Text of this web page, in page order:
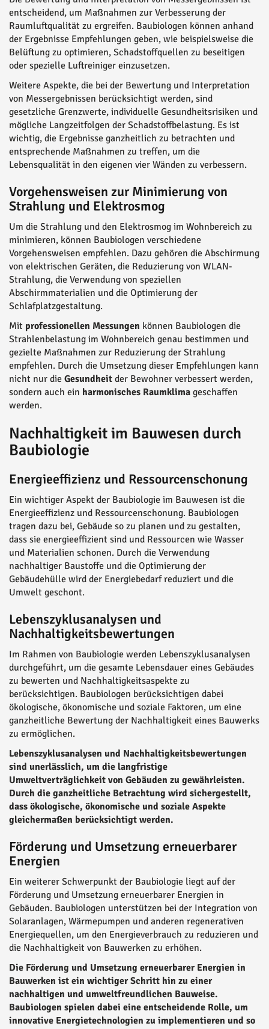
entscheidend, um Maßnahmen zur Verbesserung der
Raumluftqualität zu ergreifen. Baubiologen können anhand
der Ergebnisse Empfehlungen geben, wie beispielsweise die
Belüftung zu optimieren, Schadstoffquellen zu beseitigen
oder spezielle Luftreiniger einzusetzen.
Weitere Aspekte, die bei der Bewertung und Interpretation
von Messergebnissen berücksichtigt werden, sind
gesetzliche Grenzwerte, individuelle Gesundheitsrisiken und
mögliche Langzeitfolgen der Schadstoffbelastung. Es ist
wichtig, die Ergebnisse ganzheitlich zu betrachten und
entsprechende Maßnahmen zu treffen, um die
Lebensqualität in den eigenen vier Wänden zu verbessern.
Vorgehensweisen zur Minimierung von
Strahlung und Elektrosmog
Um die Strahlung und den Elektrosmog im Wohnbereich zu
minimieren, können Baubiologen verschiedene
Vorgehensweisen empfehlen. Dazu gehören die Abschirmung
von elektrischen Geräten, die Reduzierung von WLAN-
Strahlung, die Verwendung von speziellen
Abschirmmaterialien und die Optimierung der
Schlafplatzgestaltung.
Mit professionellen Messungen können Baubiologen die
Strahlenbelastung im Wohnbereich genau bestimmen und
gezielte Maßnahmen zur Reduzierung der Strahlung
empfehlen. Durch die Umsetzung dieser Empfehlungen kann
nicht nur die Gesundheit der Bewohner verbessert werden,
sondern auch ein harmonisches Raumklima geschaffen
werden.
Nachhaltigkeit im Bauwesen durch
Baubiologie
Energieeffizienz und Ressourcenschonung
Ein wichtiger Aspekt der Baubiologie im Bauwesen ist die
Energieeffizienz und Ressourcenschonung. Baubiologen
tragen dazu bei, Gebäude so zu planen und zu gestalten,
dass sie energieeffizient sind und Ressourcen wie Wasser
und Materialien schonen. Durch die Verwendung
nachhaltiger Baustoffe und die Optimierung der
Gebäudehülle wird der Energiebedarf reduziert und die
Umwelt geschont.
Lebenszyklusanalysen und
Nachhaltigkeitsbewertungen
Im Rahmen von Baubiologie werden Lebenszyklusanalysen
durchgeführt, um die gesamte Lebensdauer eines Gebäudes
zu bewerten und Nachhaltigkeitsaspekte zu
berücksichtigen. Baubiologen berücksichtigen dabei
ökologische, ökonomische und soziale Faktoren, um eine
ganzheitliche Bewertung der Nachhaltigkeit eines Bauwerks
zu ermöglichen.
Lebenszyklusanalysen und Nachhaltigkeitsbewertungen
sind unerlässlich, um die langfristige
Umweltverträglichkeit von Gebäuden zu gewährleisten.
Durch die ganzheitliche Betrachtung wird sichergestellt,
dass ökologische, ökonomische und soziale Aspekte
gleichermaßen berücksichtigt werden.
Förderung und Umsetzung erneuerbarer
Energien
Ein weiterer Schwerpunkt der Baubiologie liegt auf der
Förderung und Umsetzung erneuerbarer Energien in
Gebäuden. Baubiologen unterstützen bei der Integration von
Solaranlagen, Wärmepumpen und anderen regenerativen
Energiequellen, um den Energieverbrauch zu reduzieren und
die Nachhaltigkeit von Bauwerken zu erhöhen.
Die Förderung und Umsetzung erneuerbarer Energien in
Bauwerken ist ein wichtiger Schritt hin zu einer
nachhaltigen und umweltfreundlichen Bauweise.
Baubiologen spielen dabei eine entscheidende Rolle, um
innovative Energietechnologien zu implementieren und so